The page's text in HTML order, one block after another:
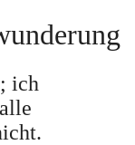
ich